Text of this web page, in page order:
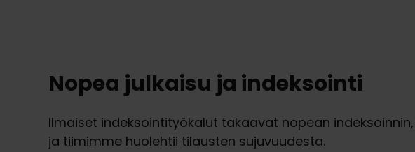
Nopea julkaisu ja indeksointi
Ilmaiset indeksointityökalut takaavat nopean indeksoinnin,
ja tiimimme huolehtii tilausten sujuvuudesta.